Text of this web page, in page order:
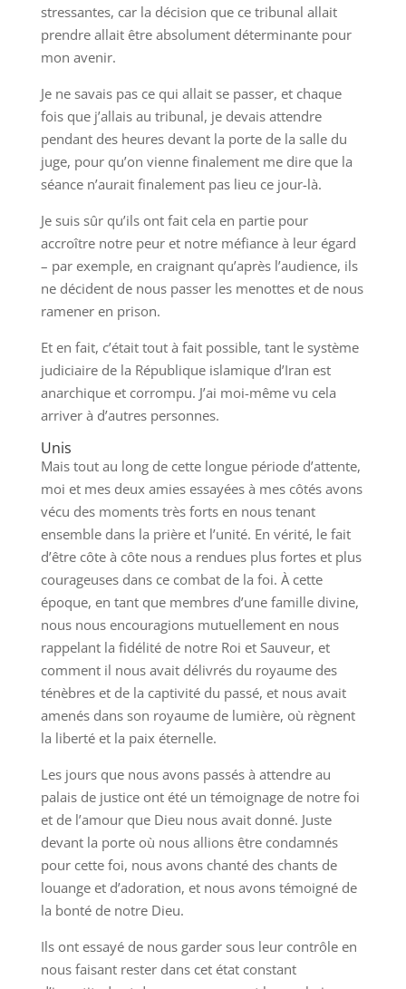
stressantes, car la décision que ce tribunal allait
prendre allait être absolument déterminante pour
mon avenir.
Je ne savais pas ce qui allait se passer, et chaque
fois que j’allais au tribunal, je devais attendre
pendant des heures devant la porte de la salle du
juge, pour qu’on vienne finalement me dire que la
séance n’aurait finalement pas lieu ce jour-là.
Je suis sûr qu’ils ont fait cela en partie pour
accroître notre peur et notre méfiance à leur égard
– par exemple, en craignant qu’après l’audience, ils
ne décident de nous passer les menottes et de nous
ramener en prison.
Et en fait, c’était tout à fait possible, tant le système
judiciaire de la République islamique d’Iran est
anarchique et corrompu. J’ai moi-même vu cela
arriver à d’autres personnes.
Unis
Mais tout au long de cette longue période d’attente,
moi et mes deux amies essayées à mes côtés avons
vécu des moments très forts en nous tenant
ensemble dans la prière et l’unité. En vérité, le fait
d’être côte à côte nous a rendues plus fortes et plus
courageuses dans ce combat de la foi. À cette
époque, en tant que membres d’une famille divine,
nous nous encouragions mutuellement en nous
rappelant la fidélité de notre Roi et Sauveur, et
comment il nous avait délivrés du royaume des
ténèbres et de la captivité du passé, et nous avait
amenés dans son royaume de lumière, où règnent
la liberté et la paix éternelle.
Les jours que nous avons passés à attendre au
palais de justice ont été un témoignage de notre foi
et de l’amour que Dieu nous avait donné. Juste
devant la porte où nous allions être condamnés
pour cette foi, nous avons chanté des chants de
louange et d’adoration, et nous avons témoigné de
la bonté de notre Dieu.
Ils ont essayé de nous garder sous leur contrôle en
nous faisant rester dans cet état constant